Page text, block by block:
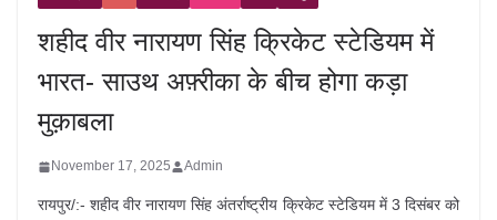
शहीद वीर नारायण सिंह क्रिकेट स्टेडियम में
भारत- साउथ अफ़्रीका के बीच होगा कड़ा
मुक़ाबला
November 17, 2025 Admin
रायपुर/:- शहीद वीर नारायण सिंह अंतर्राष्ट्रीय क्रिकेट स्टेडियम में 3 दिसंबर को